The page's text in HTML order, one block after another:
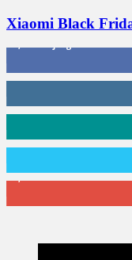
Xiaomi Black
412 Követő
59 Követő
101 Követő
2,589 Feliratkozó